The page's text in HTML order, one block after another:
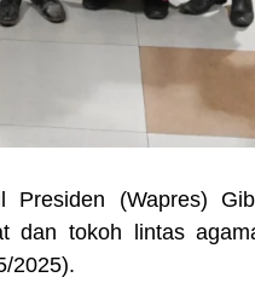
(Wapres)
dan tokoh lintas
2025).